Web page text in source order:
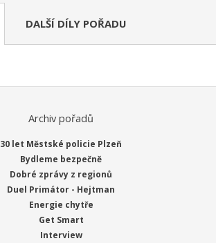
DALŠÍ DÍLY POŘADU
Archiv pořadů
30 let Městské policie Plzeň
Bydleme bezpečně
Dobré zprávy z regionů
Duel Primátor - Hejtman
Energie chytře
Get Smart
Interview